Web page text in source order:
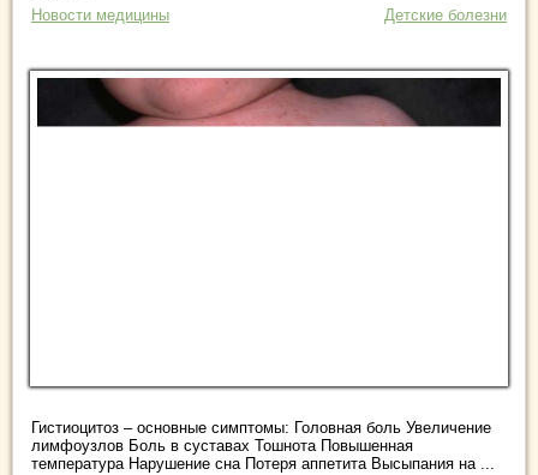
Новости медицины Детские болезни
Гистиоцитоз – основные симптомы: Головная боль Увеличение
лимфоузлов Боль в суставах Тошнота Повышенная
температура Нарушение сна Потеря аппетита Высыпания на ...